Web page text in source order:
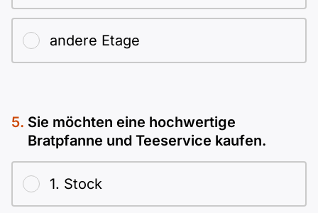
andere Etage
Sie möchten eine hochwertige
Bratpfanne und Teeservice kaufen.
1. Stock